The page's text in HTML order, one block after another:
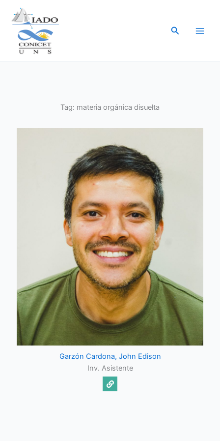
contenido
Buscar
Tag: materia orgánica disuelta
Garzón Cardona, John Edison
Inv. Asistente